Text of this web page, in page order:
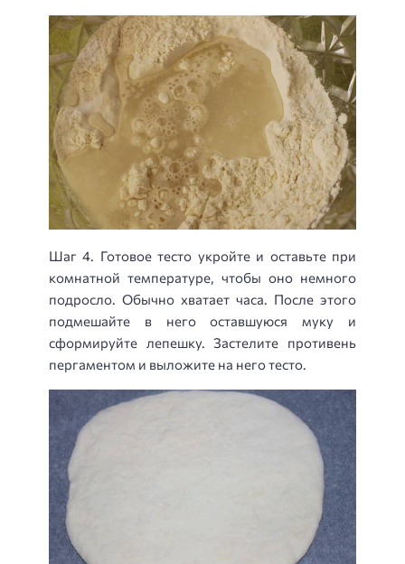
Шаг 4. Готовое тесто укройте и оставьте при
комнатной температуре, чтобы оно немного
подросло. Обычно хватает часа. После этого
подмешайте в него оставшуюся муку и
сформируйте лепешку. Застелите противень
пергаментом и выложите на него тесто.